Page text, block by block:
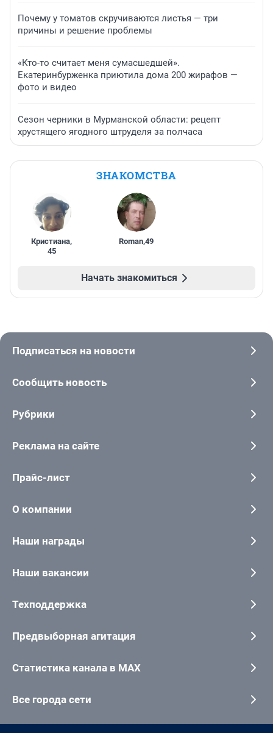
Почему у томатов скручиваются листья — три
причины и решение проблемы
«Кто-то считает меня сумасшедшей».
Екатеринбурженка приютила дома 200 жирафов —
фото и видео
Сезон черники в Мурманской области: рецепт
хрустящего ягодного штруделя за полчаса
ЗНАКОМСТВА
Кристиана,
45
Roman,49
Начать знакомиться
Подписаться на новости
Сообщить новость
Рубрики
Реклама на сайте
Прайс-лист
О компании
Наши награды
Наши вакансии
Техподдержка
Предвыборная агитация
Статистика канала в MAX
Все города сети